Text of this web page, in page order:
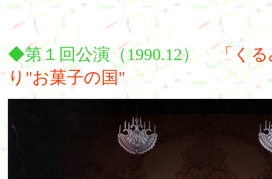
◆第１回公演（1990.12）「く
り"お菓子の国"